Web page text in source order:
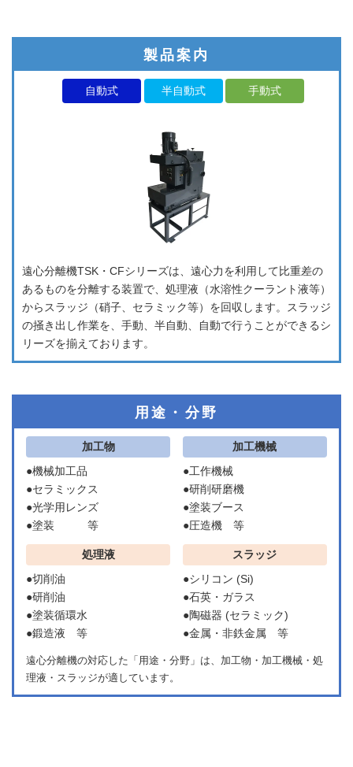
製品案内
自動式 半自動式 手動式
遠心分離機TSK・CFシリーズは、遠心力を利用して比重差の
あるものを分離する装置で、処理液（水溶性クーラント液等）
からスラッジ（硝子、セラミック等）を回収します。スラッジ
の掻き出し作業を、手動、半自動、自動で行うことができるシ
リーズを揃えております。
用途・分野
加工物
●機械加工品
●セラミックス
●光学用レンズ
●塗装 等
加工機械
●工作機械
●研削研磨機
●塗装ブース
●圧造機 等
処理液
●切削油
●研削油
●塗装循環水
●鍛造液 等
スラッジ
●シリコン (Si)
●石英・ガラス
●陶磁器 (セラミック)
●金属・非鉄金属 等
遠心分離機の対応した「用途・分野」は、加工物・加工機械・処
理液・スラッジが適しています。